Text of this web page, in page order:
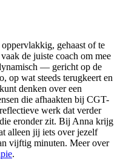
gehaast of te
de juiste coach om mee
— gericht op de
op wat steeds terugkeert en
denken over een
die afhaakten bij CGT-
werk dat verder
eronder zit. Bij Anna krijg
alleen jij iets over jezelf
vijftig minuten. Meer over
.